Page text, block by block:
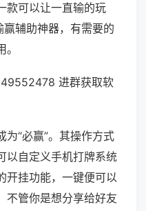
款可以让一直输的玩
赢辅助神器，有需要的
进群获取软
“必赢”。其操作方式
以自定义手机打牌系统
开挂功能，一键便可以
不管你是想分享给好友